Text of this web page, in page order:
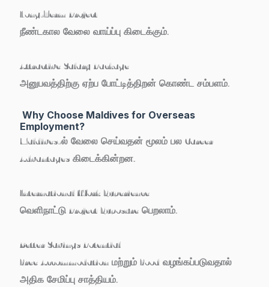
Long-Term Project
நீண்டகால வேலை வாய்ப்பு கிடைக்கும்.
Attractive Salary Package
அனுபவத்திற்கு ஏற்ப போட்டித்திறன் கொண்ட சம்பளம்.
Why Choose Maldives for Overseas
Employment?
Maldives-ல் வேலை செய்வதன் மூலம் பல Career
Advantages கிடைக்கின்றன.
International Work Experience
வெளிநாட்டு Project Exposure பெறலாம்.
Better Savings Potential
Free Accommodation மற்றும் Food வழங்கப்படுவதால்
அதிக சேமிப்பு சாத்தியம்.